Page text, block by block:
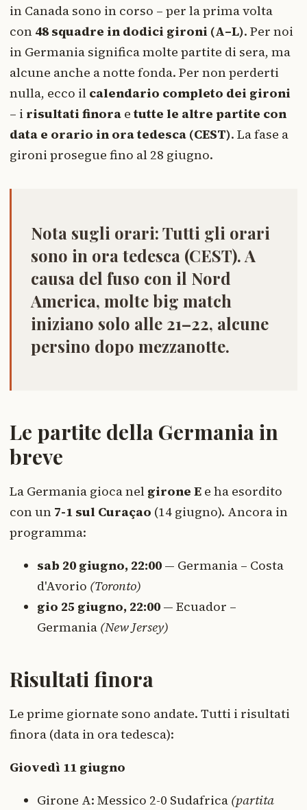
in Canada sono in corso – per la prima volta
con 48 squadre in dodici gironi (A–L). Per noi
in Germania significa molte partite di sera, ma
alcune anche a notte fonda. Per non perderti
nulla, ecco il calendario completo dei gironi
– i risultati finora etutte le altre partite con
data e orario in ora tedesca (CEST). La fase a
gironi prosegue fino al 28 giugno.
Nota sugli orari:Tutti gli orari
sono in ora tedesca (CEST). A
causa del fuso con il Nord
America, molte big match
iniziano solo alle 21–22, alcune
persino dopo mezzanotte.
Le partite della Germania in
breve
La Germania gioca nel girone E e ha esordito
con un 7-1 sul Curaçao (14 giugno). Ancora in
programma:
sab 20 giugno, 22:00 — Germania – Costa
d'Avorio (Toronto)
gio 25 giugno, 22:00 — Ecuador –
Germania (New Jersey)
Risultati finora
Le prime giornate sono andate. Tutti i risultati
finora (data in ora tedesca):
Giovedì 11 giugno
Girone A: Messico 2-0 Sudafrica (partita